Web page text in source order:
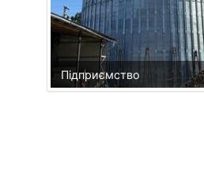
Підприємство